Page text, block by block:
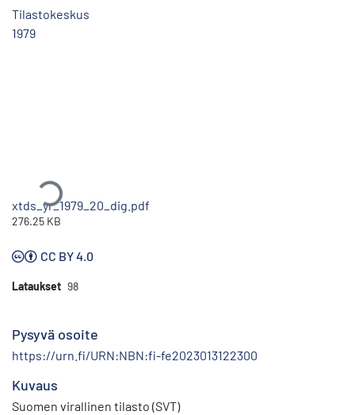
Tilastokeskus
1979
Ladataan...
xtds_yr_1979_20_dig.pdf
276.25 KB
CC BY 4.0
Lataukset 98
Pysyvä osoite
https://urn.fi/URN:NBN:fi-fe2023013122300
Kuvaus
Suomen virallinen tilasto (SVT)